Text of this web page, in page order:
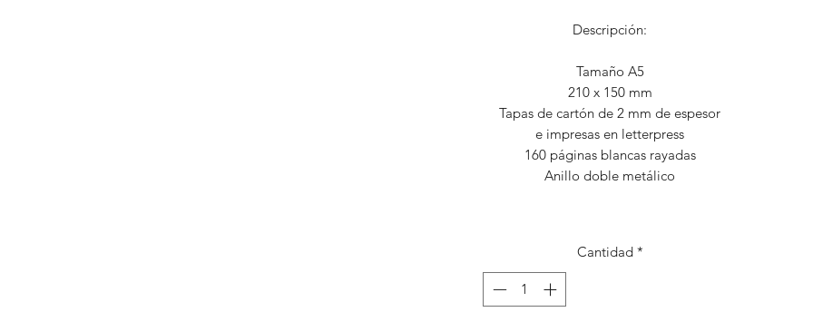
Descripción:
Tamaño A5
210 x 150 mm
Tapas de cartón de 2 mm de espesor
e impresas en letterpress
160 páginas blancas rayadas
Anillo doble metálico
Cantidad *